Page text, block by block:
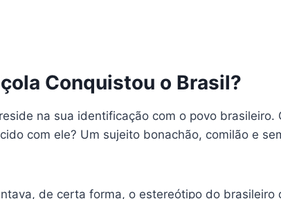
Conquistou o Brasil?
reside na sua identificação com o povo brasileiro.
com ele? Um sujeito bonachão, comilão e
de certa forma, o estereótipo do brasileiro